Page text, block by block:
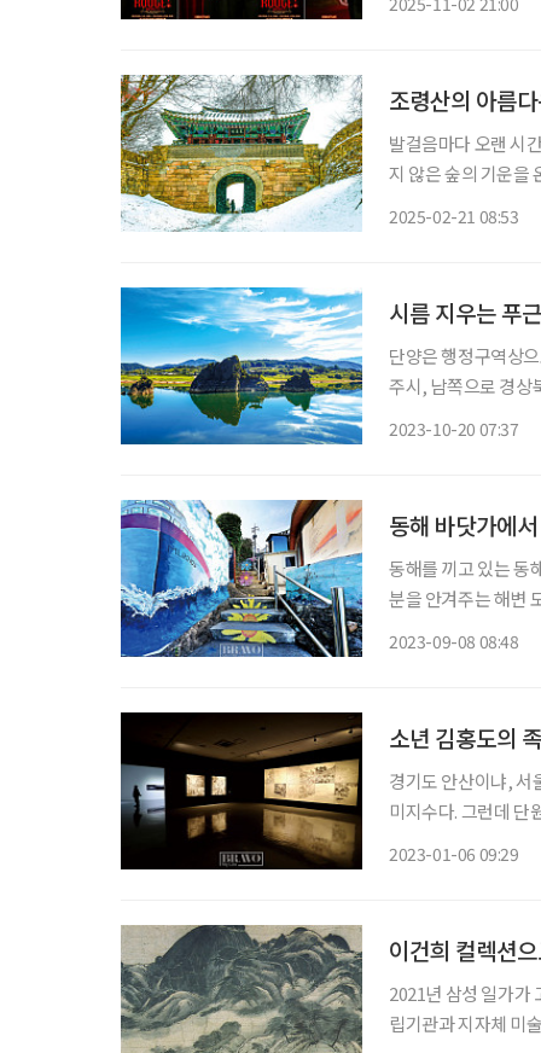
조령산의 아름
발걸음마다 오랜 시
지 않은 숲의 기운을
2025-02-21 08:53
시름 지우는 푸
단양은 행정구역상
주시, 남쪽으로 경상
2023-10-20 07:37
동해 바닷가에
동해를 끼고 있는 동
분을 안겨주는 해변
2023-09-08 08:48
소년 김홍도의
경기도 안산이냐, 서
미지수다. 그런데 단
2023-01-06 09:29
이건희 컬렉션
2021년 삼성 일가가
립기관과 지자체 미